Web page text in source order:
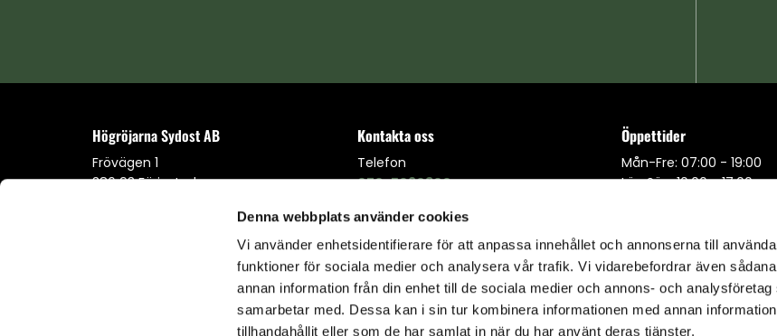
Denna webbplats använder cookies
Vi använder enhetsidentifierare för att anpassa innehållet och annonserna till
funktioner för sociala medier och analysera vår trafik. Vi vidarebefordrar även
annan information från din enhet till de sociala medier och annons- och analysföretag
samarbetar med. Dessa kan i sin tur kombinera informationen med annan
tillhandahållit eller som de har samlat in när du har använt deras tjänster.
Högröjarna Sydost AB
Frövägen 1
386 93 Färjestaden
Kontakta oss
Telefon
070-5090300
E-post
ahlund71@gmail.com
Öppettider
Mån-Fre: 07:00 - 19:00
Lör-Sön: 10:00 - 17:00
Integritetspolicy & Cookies